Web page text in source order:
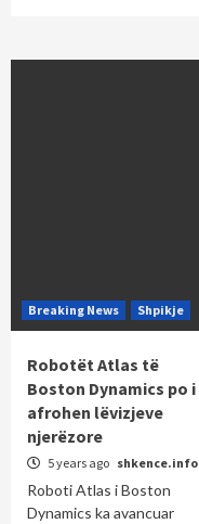
Breaking News Shpikje
Robotët Atlas të
Boston Dynamics po i
afrohen lëvizjeve
njerëzore
5 years ago shkence.info
Roboti Atlas i Boston
Dynamics ka avancuar